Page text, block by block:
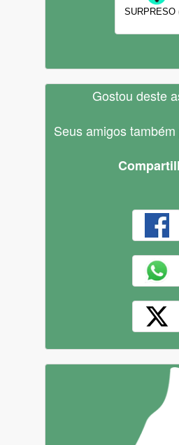
SURPRESO
Gostou deste
Seus amigos